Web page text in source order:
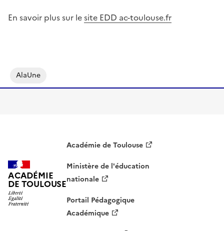
En savoir plus sur lesite EDD ac-toulouse.fr
AlaUne
ACADÉMIE
DE TOULOUSE
Académie de Toulouse
Ministère de l'éducation
nationale
Portail Pédagogique
Académique